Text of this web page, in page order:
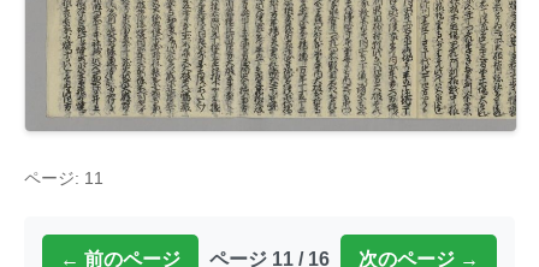
ページ: 11
← 前のページ ページ 11 / 16 次のページ →